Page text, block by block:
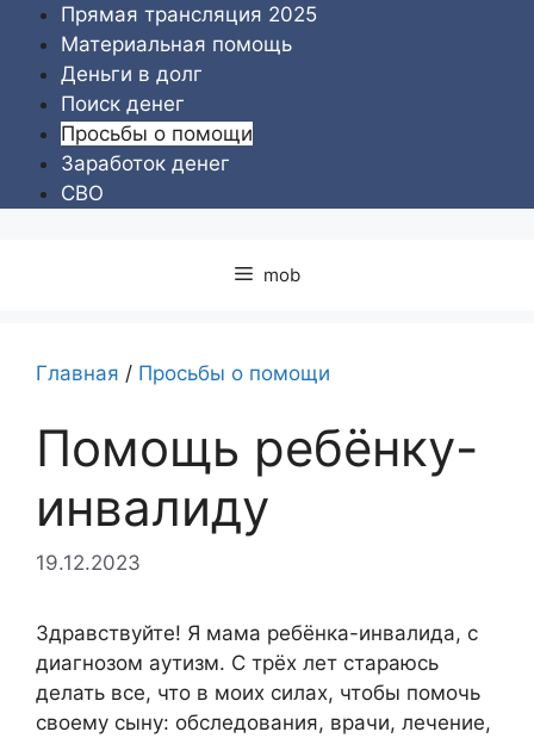
Перейти
содержимому
Прямая трансляция 2025
Материальная помощь
Деньги в долг
Поиск денег
Просьбы о помощи
Заработок денег
СВО
mob
Главная / Просьбы о помощи
Помощь ребёнку-
инвалиду
19.12.2023
Здравствуйте! Я мама ребёнка-инвалида, с
диагнозом аутизм. С трёх лет стараюсь
делать все, что в моих силах, чтобы помочь
своему сыну: обследования, врачи, лечение,